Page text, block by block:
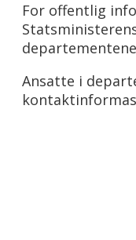
For offentlig
Ansatte i